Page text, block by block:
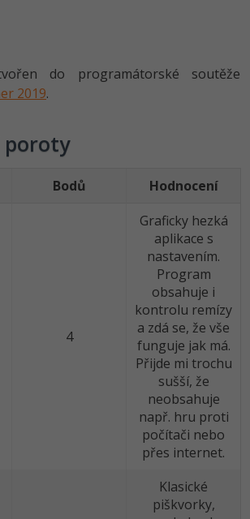
-80%
bezpečnost
podpis
-80%
do programátorské soutěže
2019.
poroty
Bodů Hodnocení
4
Graficky hezká
aplikace s
nastavením.
Program
obsahuje i
kontrolu remízy
a zdá se, že vše
funguje jak má.
Přijde mi trochu
sušší, že
neobsahuje
např. hru proti
počítači nebo
přes internet.
Klasické
piškvorky,